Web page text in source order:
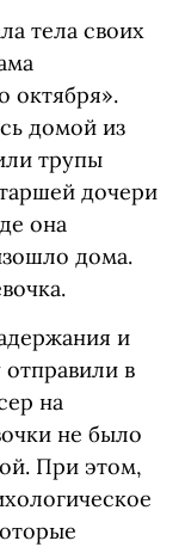
тела своих
октября».
домой из
трупы
дочери
она
дома.
и
в
на
не было
При этом,